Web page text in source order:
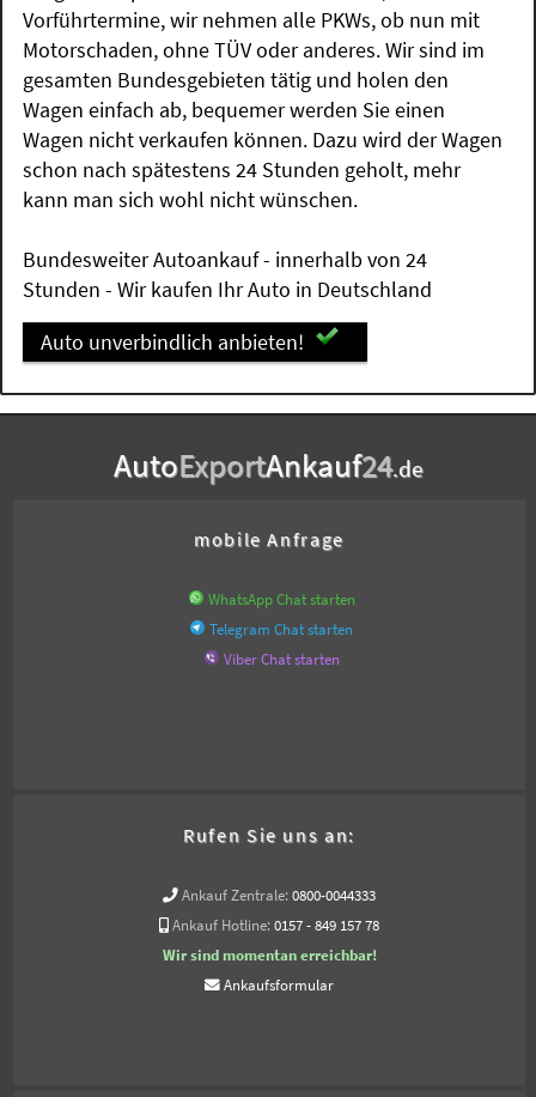
Vorführtermine, wir nehmen alle PKWs, ob nun mit
Motorschaden, ohne TÜV oder anderes. Wir sind im
gesamten Bundesgebieten tätig und holen den
Wagen einfach ab, bequemer werden Sie einen
Wagen nicht verkaufen können. Dazu wird der Wagen
schon nach spätestens 24 Stunden geholt, mehr
kann man sich wohl nicht wünschen.
Bundesweiter Autoankauf - innerhalb von 24
Stunden - Wir kaufen Ihr Auto in Deutschland
Auto unverbindlich anbieten!
AutoExportAnkauf24.de
mobile Anfrage
WhatsApp Chat starten
Telegram Chat starten
Viber Chat starten
Rufen Sie uns an:
Ankauf Zentrale: 0800-0044333
Ankauf Hotline: 0157 - 849 157 78
Wir sind momentan erreichbar!
Ankaufsformular